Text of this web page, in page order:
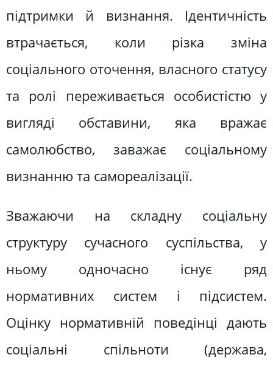
підтримки й визнання. Ідентичність
втрачається, коли різка зміна
соціального оточення, власного статусу
та ролі переживається особистістю у
вигляді обставини, яка вражає
самолюбство, заважає соціальному
визнанню та самореалізації.
Зважаючи на складну соціальну
структуру сучасного суспільства, у
ньому одночасно існує ряд
нормативних систем і підсистем.
Оцінку нормативній поведінці дають
соціальні спільноти (держава,